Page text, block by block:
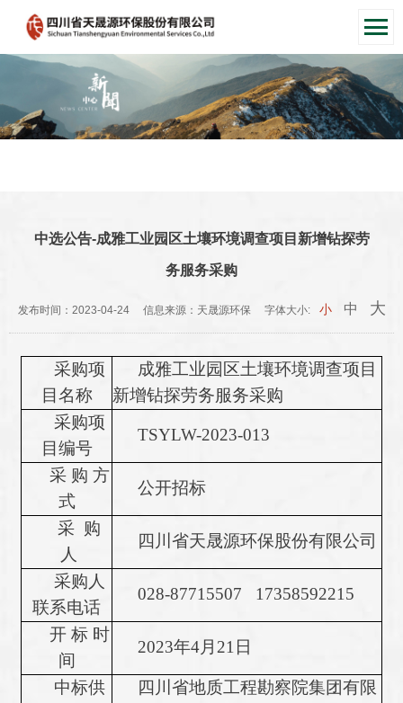
中选公告-成雅工业园区土壤环境调查项目新增钻探劳
务服务采购
发布时间： 2023-04-24信息来源： 天晟源环保字体大小: 小 中 大
采购项
目名称
成雅工业园区土壤环境调查项目
新增钻探劳务服务采购
采购项
目编号
TSYLW-2023-013
采 购 方
式
公开招标
采 购
人
四川省天晟源环保股份有限公司
采购人
联系电话
028-87715507 17358592215
开 标 时
间
2023年4月 21 日
中标供
四川省地质工程勘察院集团有限